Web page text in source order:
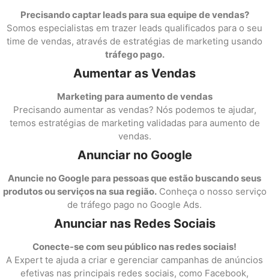
Precisando captar leads para sua equipe de vendas?
Somos especialistas em trazer leads qualificados para o seu
time de vendas, através de estratégias de marketing usando
tráfego pago.
Aumentar as Vendas
Marketing para aumento de vendas
Precisando aumentar as vendas? Nós podemos te ajudar,
temos estratégias de marketing validadas para aumento de
vendas.
Anunciar no Google
Anuncie no Google para pessoas que estão buscando seus
produtos ou serviços na sua região.Conheça o nosso serviço
de tráfego pago no Google Ads.
Anunciar nas Redes Sociais
Conecte-se com seu público nas redes sociais!
A Expert te ajuda a criar e gerenciar campanhas de anúncios
efetivas nas principais redes sociais, como Facebook,